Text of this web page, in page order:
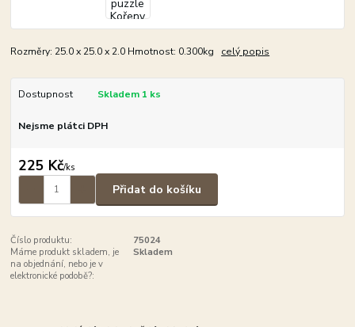
Rozměry: 25.0 x 25.0 x 2.0 Hmotnost: 0.300kg celý popis
Dostupnost Skladem 1 ks
Nejsme plátci DPH
225 Kč/ks
Přidat do košíku
Číslo produktu:
75024
Máme produkt skladem, je
na objednání, nebo je v
elektronické podobě?:
Skladem